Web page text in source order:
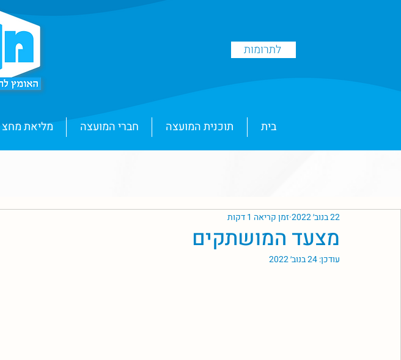
בית תוכנית המועצה חברי המועצה מליאת מחצ
לתרומות
מצעד המושתקים
22 בנוב׳ 2022 זמן קריאה 1 דקות
עודכן:24 בנוב׳ 2022